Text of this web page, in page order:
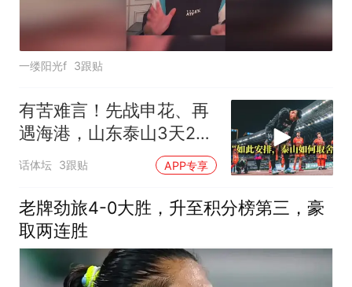
一缕阳光f 3跟贴
有苦难言！先战申花、再
遇海港，山东泰山3天2
战：谨防双线败北
话体坛 3跟贴 APP专享
老牌劲旅4-0大胜，升至积分榜第三，豪
取两连胜